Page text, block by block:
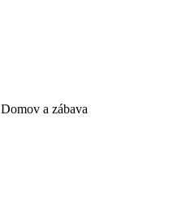
Domov a zábava